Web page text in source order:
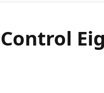
Control